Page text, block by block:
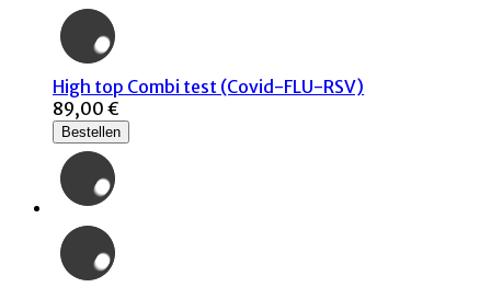
High top Combi test (Covid-FLU-RSV)
89,00 €
Bestellen